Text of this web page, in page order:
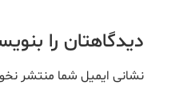
دیدگاهتان را
نشانی ایمیل شما منتشر